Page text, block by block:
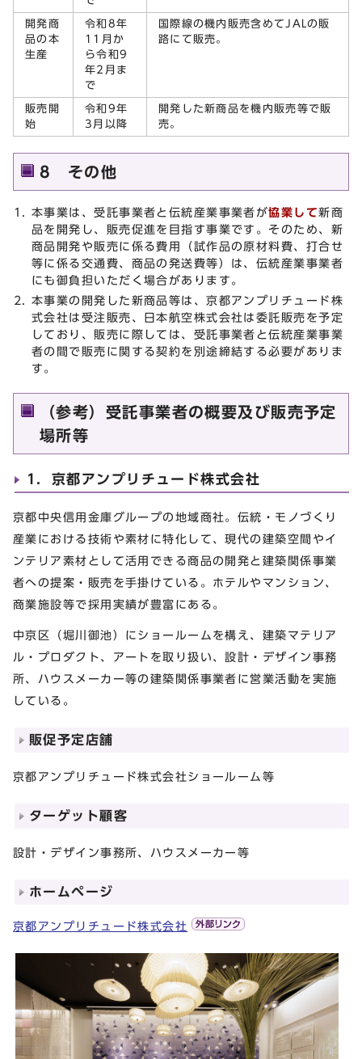
開発商
品の本
生産
令和8年
11月か
ら令和9
年2月ま
で
国際線の機内販売含めてJALの販
路にて販売。
販売開
始
令和9年
3月以降
開発した新商品を機内販売等で販
売。
8 その他
本事業は、受託事業者と伝統産業事業者が協業して新商
品を開発し、販売促進を目指す事業です。そのため、新
商品開発や販売に係る費用（試作品の原材料費、打合せ
等に係る交通費、商品の発送費等）は、伝統産業事業者
にも御負担いただく場合があります。
本事業の開発した新商品等は、京都アンプリチュード株
式会社は受注販売、日本航空株式会社は委託販売を予定
しており、販売に際しては、受託事業者と伝統産業事業
者の間で販売に関する契約を別途締結する必要がありま
す。
（参考）受託事業者の概要及び販売予定
場所等
1．京都アンプリチュード株式会社
京都中央信用金庫グループの地域商社。伝統・モノづくり
産業における技術や素材に特化して、現代の建築空間やイ
ンテリア素材として活用できる商品の開発と建築関係事業
者への提案・販売を手掛けている。ホテルやマンション、
商業施設等で採用実績が豊富にある。
中京区（堀川御池）にショールームを構え、建築マテリア
ル・プロダクト、アートを取り扱い、設計・デザイン事務
所、ハウスメーカー等の建築関係事業者に営業活動を実施
している。
販促予定店舗
京都アンプリチュード株式会社ショールーム等
ターゲット顧客
設計・デザイン事務所、ハウスメーカー等
ホームページ
京都アンプリチュード株式会社